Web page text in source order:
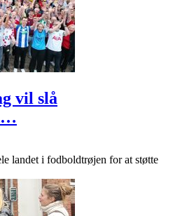
vil slå
landet i fodboldtrøjen for at støtte